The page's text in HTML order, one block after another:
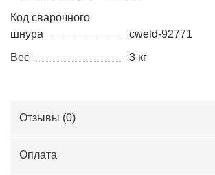
Код сварочного
шнура
cweld-92771
Вес
3 кг
Отзывы (0)
Оплата